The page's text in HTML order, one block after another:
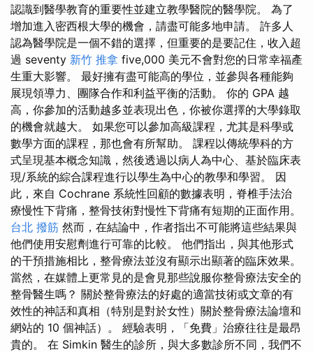
認識到醫學教育的重要性並建立教學醫院的醫學院。 為了
增加進入密西根大學的機會，請盡可能多地申請。 許多人
認為醫學院是一個不錯的選擇，但重要的是要記住，收入超
過 seventy 新竹 推拿 five,000 美元不會對您的日常幸福產
生重大影響。 最好擁有盡可能高的學位，並參與各種能夠
展現領導力、團隊合作和利益平衡的活動。 你的 GPA 越
高，你參加的活動越多並表現出色，你被你選擇的大學錄取
的機會就越大。 如果您可以參加高級課程，尤其是科學或
數學方面的課程，那也會有所幫助。 課程以傳統學科的方
式呈現基本概念知識，然後透過以病人為中心、基於臨床表
現/系統的綜合課程進行以學生為中心的教學和學習。 因
此，來自 Cochrane 系統性回顧的數據表明，脊椎手法治
療慢性下背痛，整骨技術對慢性下背痛有短期的正面作用。
台北 撥筋 然而，在結論中，作者指出不可能將這些結果與
他們使用安慰劑進行可靠的比較。 他們指出，與其他形式
的干預措施相比，整骨療法並沒有顯示出顯著的臨床效果。
當然，在媒體上更常見的是會見那些說服你整骨療法安全的
整骨醫生嗎？ 關於整骨療法的好處的適當技術或文章的有
效性的神話和真相（特別是對於女性）關於整骨療法論壇和
網站的 10 個神話）。 經驗表明，「免費」治療往往是最昂
貴的。 在 Simkin 醫生的診所，與大多數診所不同，我們不